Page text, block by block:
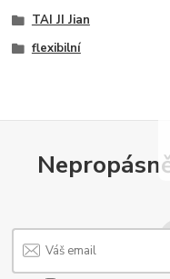
TAI JI Jian
flexibilní